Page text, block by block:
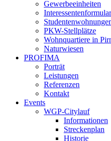
Gewerbeeinheiten
Interessentenformular
PKW-Stellplätze
Wohnquartiere in
Naturwiesen
PROFIMA
Porträt
Leistungen
Referenzen
Kontakt
Events
WGP-Citylauf
Informationen
Streckenplan
Historie